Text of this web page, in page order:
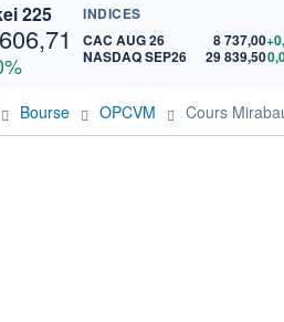
225
INDICES
CAC AUG 26
8 737,00
NASDAQ SEP26
29 839,50
Bourse OPCVM Cours